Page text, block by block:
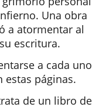
Una obra
a atormentar al
escritura.
a cada uno
estas páginas.
de un libro de